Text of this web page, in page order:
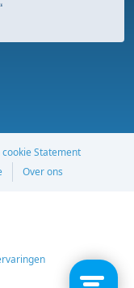
cookie Statement
Over ons